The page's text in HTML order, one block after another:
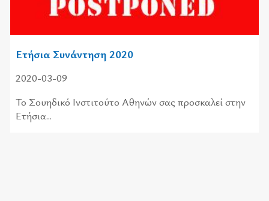
Ετήσια Συνάντηση 2020
2020-03-09
Το Σουηδικό Ινστιτούτο Αθηνών σας προσκαλεί στην
Ετήσια...